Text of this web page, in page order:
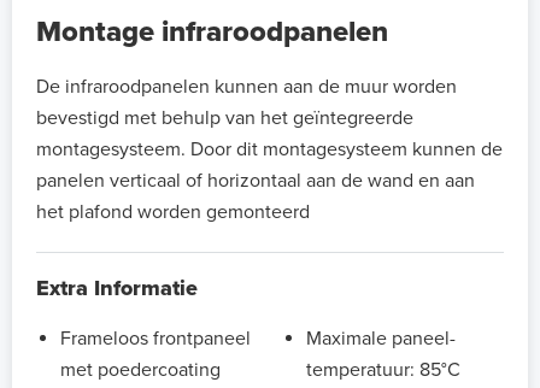
Montage infraroodpanelen
De infraroodpanelen kunnen aan de muur worden
bevestigd met behulp van het geïntegreerde
montagesysteem. Door dit montagesysteem kunnen de
panelen verticaal of horizontaal aan de wand en aan
het plafond worden gemonteerd
Extra Informatie
Frameloos frontpaneel
met poedercoating
Maximale paneel-
temperatuur: 85°C